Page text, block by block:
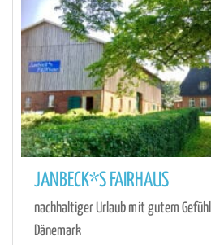
JANBECK*S FAIRHAUS
nachhaltiger Urlaub mit gutem
Dänemark